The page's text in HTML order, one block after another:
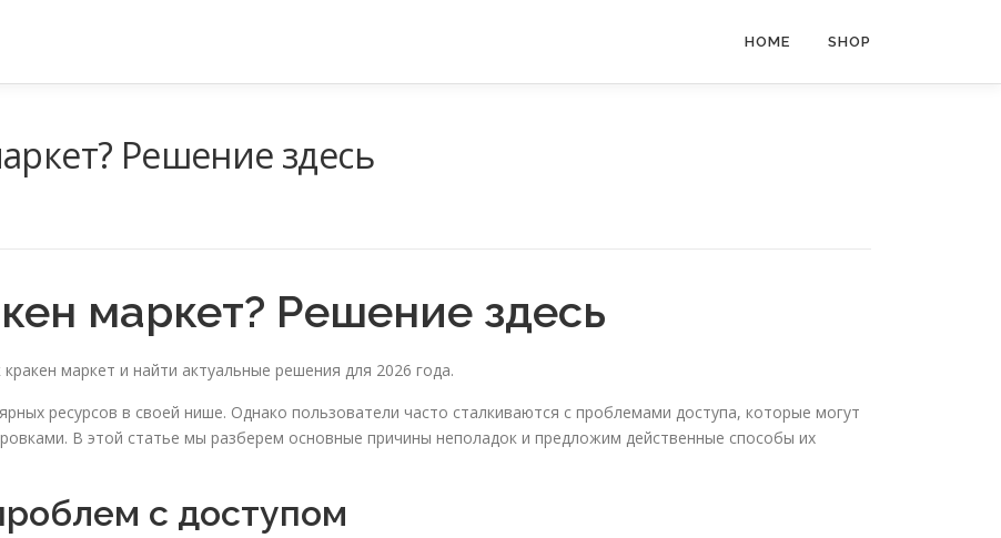
HOME SHOP
Решение здесь
маркет? Решение здесь
маркет и найти актуальные решения для 2026 года.
ресурсов в своей нише. Однако пользователи часто сталкиваются с проблемами доступа, которые могут
В этой статье мы разберем основные причины неполадок и предложим действенные способы их
с доступом